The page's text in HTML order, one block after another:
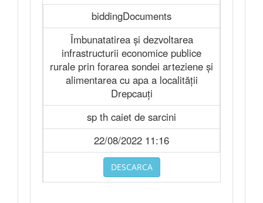
biddingDocuments
Îmbunatatirea și dezvoltarea
infrastructurii economice publice
rurale prin forarea sondei arteziene și
alimentarea cu apa a localității
Drepcauți
sp th caiet de sarcini
22/08/2022 11:16
DESCARCA